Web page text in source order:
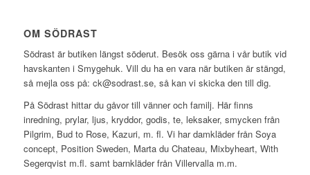
OM SÖDRAST
Södrast är butiken längst söderut. Besök oss gärna i vår butik vid
havskanten i Smygehuk. Vill du ha en vara när butiken är stängd,
så mejla oss på: ck@sodrast.se, så kan vi skicka den till dig.
På Södrast hittar du gåvor till vänner och familj. Här finns
inredning, prylar, ljus, kryddor, godis, te, leksaker, smycken från
Pilgrim, Bud to Rose, Kazuri, m. fl. Vi har damkläder från Soya
concept, Position Sweden, Marta du Chateau, Mixbyheart, With
Segerqvist m.fl. samt barnkläder från Villervalla m.m.